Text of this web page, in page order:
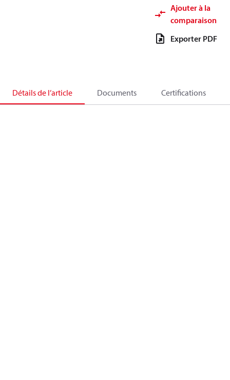
Ajouter à la
comparaison
Exporter PDF
Détails de l’article Documents Certifications